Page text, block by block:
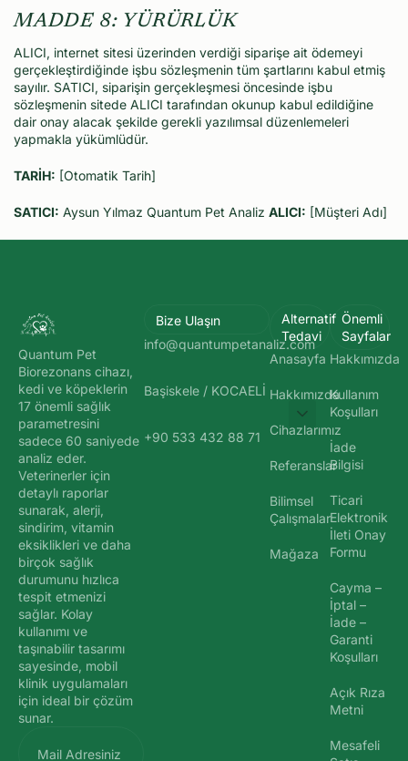
MADDE 8: YÜRÜRLÜK
ALICI, internet sitesi üzerinden verdiği siparişe ait ödemeyi
gerçekleştirdiğinde işbu sözleşmenin tüm şartlarını kabul etmiş
sayılır. SATICI, siparişin gerçekleşmesi öncesinde işbu
sözleşmenin sitede ALICI tarafından okunup kabul edildiğine
dair onay alacak şekilde gerekli yazılımsal düzenlemeleri
yapmakla yükümlüdür.
TARİH: [Otomatik Tarih]
SATICI: Aysun Yılmaz Quantum Pet Analiz ALICI: [Müşteri Adı]
Quantum Pet
Biorezonans cihazı,
kedi ve köpeklerin
17 önemli sağlık
parametresini
sadece 60 saniyede
analiz eder.
Veterinerler için
detaylı raporlar
sunarak, alerji,
sindirim, vitamin
eksiklikleri ve daha
birçok sağlık
durumunu hızlıca
tespit etmenizi
sağlar. Kolay
kullanımı ve
taşınabilir tasarımı
sayesinde, mobil
klinik uygulamaları
için ideal bir çözüm
sunar.
Bize Ulaşın
info@quantumpetanaliz.com
Başiskele / KOCAELİ
+90 533 432 88 71
Alternatif
Tedavi
Anasayfa
Hakkımızda
Cihazlarımız
Referanslar
Bilimsel
Çalışmalar
Mağaza
Önemli
Sayfalar
Hakkımızda
Kullanım
Koşulları
İade
Bilgisi
Ticari
Elektronik
İleti Onay
Formu
Cayma –
İptal –
İade –
Garanti
Koşulları
Açık Rıza
Metni
Mesafeli